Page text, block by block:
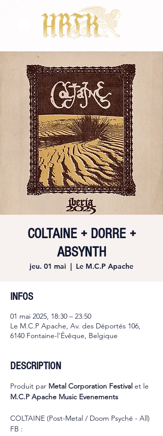
COLTAINE + DORRE +
ABSYNTH
jeu. 01 mai
  |
Le M.C.P Apache
INFOS
01 mai 2025, 18:30 – 23:50
Le M.C.P Apache, Av. des Déportés 106,
6140 Fontaine-l'Évêque, Belgique
DESCRIPTION
Produit par Metal Corporation Festival et le
M.C.P Apache Music Evenements
COLTAINE (Post-Metal / Doom Psyché - All)
FB :